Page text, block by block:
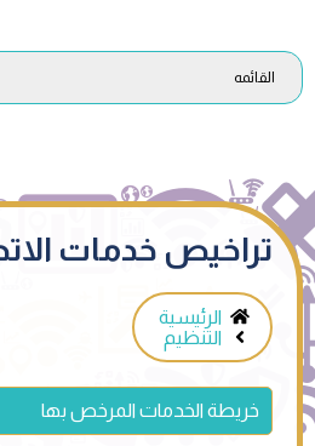
القائمه
تراخيص خدمات
الرئيسية
التنظيم
خريطة الخدمات المرخص بها